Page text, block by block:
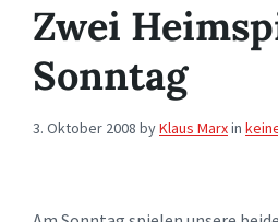
Zwei
Sonntag
3. Oktober 2008 byKlaus Marxin